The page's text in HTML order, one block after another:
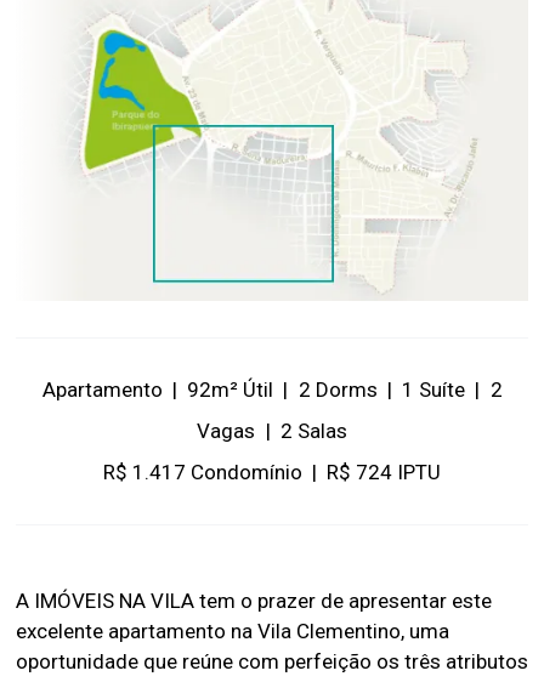
Apartamento | 92m² Útil | 2 Dorms | 1 Suíte | 2
Vagas | 2 Salas
R$ 1.417 Condomínio | R$ 724 IPTU
A IMÓVEIS NA VILA tem o prazer de apresentar este
excelente apartamento na Vila Clementino, uma
oportunidade que reúne com perfeição os três atributos